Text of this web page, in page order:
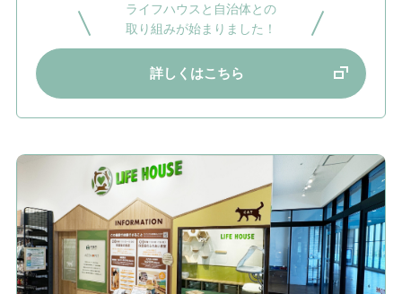
ライフハウスと自治体との
取り組みが始まりました！
詳しくはこちら